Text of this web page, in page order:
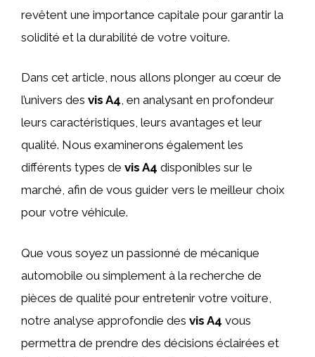
revêtent une importance capitale pour garantir la
solidité et la durabilité de votre voiture.
Dans cet article, nous allons plonger au cœur de
l’univers des vis A4, en analysant en profondeur
leurs caractéristiques, leurs avantages et leur
qualité. Nous examinerons également les
différents types de vis A4 disponibles sur le
marché, afin de vous guider vers le meilleur choix
pour votre véhicule.
Que vous soyez un passionné de mécanique
automobile ou simplement à la recherche de
pièces de qualité pour entretenir votre voiture,
notre analyse approfondie des vis A4 vous
permettra de prendre des décisions éclairées et